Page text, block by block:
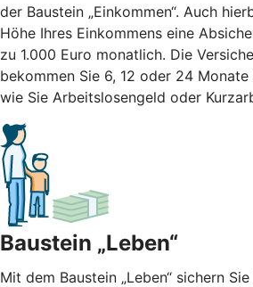
der Baustein „Einkommen“. Auch
Höhe Ihres Einkommens eine
zu 1.000 Euro monatlich. Die
bekommen Sie 6, 12 oder 24
wie Sie Arbeitslosengeld oder
Baustein „Leben“
Mit dem Baustein „Leben“ sichern